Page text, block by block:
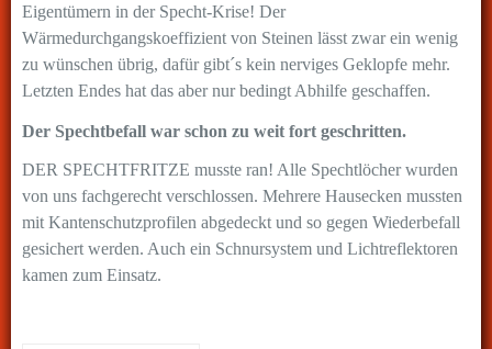
Eigentümern in der Specht-Krise! Der
Wärmedurchgangskoeffizient von Steinen lässt zwar ein wenig
zu wünschen übrig, dafür gibt´s kein nerviges Geklopfe mehr.
Letzten Endes hat das aber nur bedingt Abhilfe geschaffen.
Der Spechtbefall war schon zu weit fort geschritten.
DER SPECHTFRITZE musste ran! Alle Spechtlöcher wurden
von uns fachgerecht verschlossen. Mehrere Hausecken mussten
mit Kantenschutzprofilen abgedeckt und so gegen Wiederbefall
gesichert werden. Auch ein Schnursystem und Lichtreflektoren
kamen zum Einsatz.